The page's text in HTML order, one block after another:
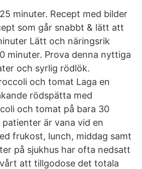
minuter. Recept med bilder
som går snabbt & lätt att
Lätt och näringsrik
minuter. Prova denna nyttiga
och syrlig rödlök.
och tomat Laga en
rödspätta med
och tomat på bara 30
är vana vid en
frukost, lunch, middag samt
på sjukhus har ofta nedsatt
att tillgodose det totala